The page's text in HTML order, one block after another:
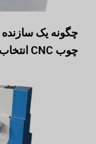
چگونه یک سازنده
چوب CNC انتخاب کنیم؟